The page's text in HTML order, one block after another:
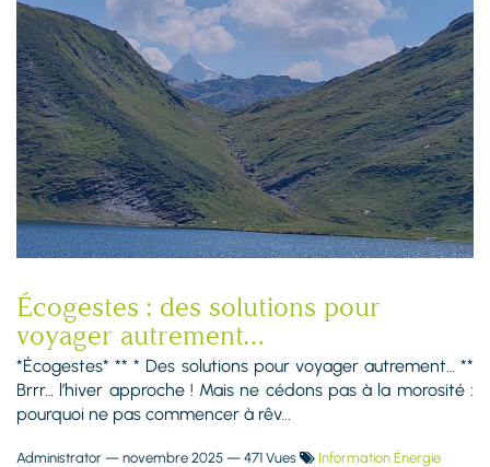
Écogestes : des solutions pour
voyager autrement…
*Écogestes* ** * Des solutions pour voyager autrement… **
Brrr… l’hiver approche ! Mais ne cédons pas à la morosité :
pourquoi ne pas commencer à rêv...
Administrator — novembre 2025 — 471 Vues
Information Énergie